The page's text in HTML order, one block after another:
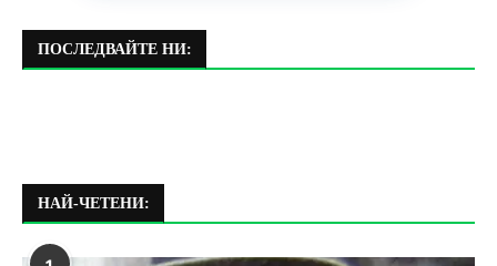
ПОСЛЕДВАЙТЕ НИ:
НАЙ-ЧЕТЕНИ: